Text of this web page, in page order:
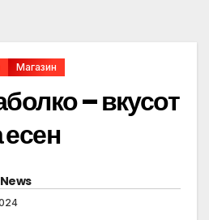
Магазин
– вкусот